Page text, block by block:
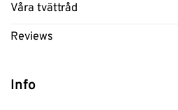
Våra tvättråd
Reviews
Info